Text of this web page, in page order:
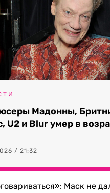
Мадонны,
U2 и Blur умер в
/ 21:32
Маск не